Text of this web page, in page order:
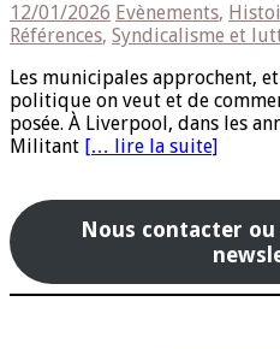
12/01/2026 Evènements,
Références, Syndicalisme et
Les municipales approchent,
politique on veut et de
posée. À Liverpool, dans les
Militant [… lire la suite]
Nous contacter